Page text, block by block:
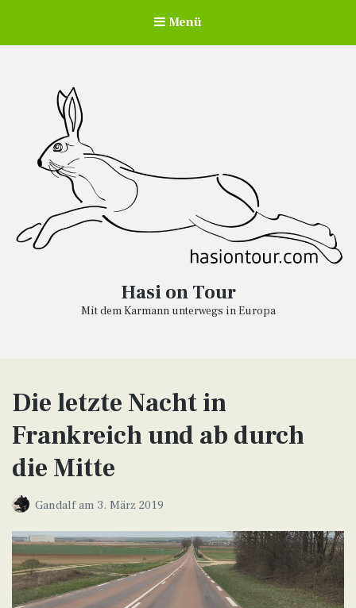
Menü
Hasi on Tour
Mit dem Karmann unterwegs in Europa
Die letzte Nacht in
Frankreich und ab durch
die Mitte
Gandalfam 3. März 2019